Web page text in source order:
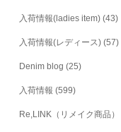
入荷情報(ladies item) (43)
入荷情報(レディース) (57)
Denim blog (25)
入荷情報 (599)
Re,LINK（リメイク商品）